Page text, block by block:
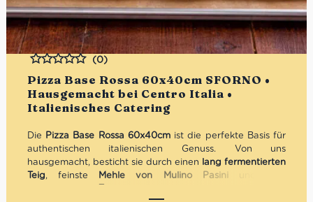
Pizza Base Rossa 60x40cm SFORNO •
Hausgemacht bei Centro Italia •
Italienisches Catering
Bewertet
(0)
Die Pizza Base Rossa 60x40cmist die perfekte Basis für
authentischen italienischen Genuss. Von uns
hausgemacht, besticht sie durch einen lang fermentierten
Teig, feinste Mehle von Mulino Pasiniund eine
Tomatensauce